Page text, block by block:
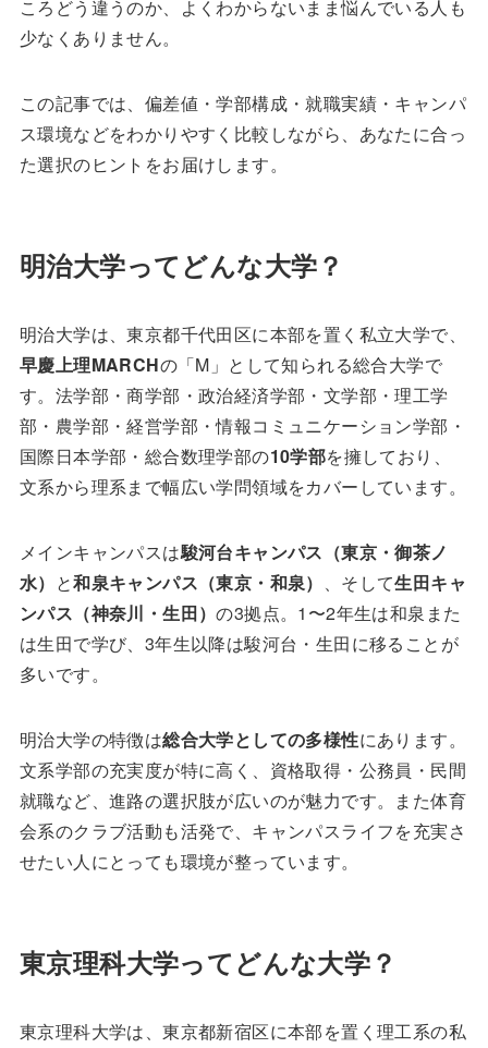
ころどう違うのか、よくわからないまま悩んでいる人も
少なくありません。
この記事では、偏差値・学部構成・就職実績・キャンパ
ス環境などをわかりやすく比較しながら、あなたに合っ
た選択のヒントをお届けします。
明治大学ってどんな大学？
明治大学は、東京都千代田区に本部を置く私立大学で、
早慶上理MARCHの「M」として知られる総合大学で
す。法学部・商学部・政治経済学部・文学部・理工学
部・農学部・経営学部・情報コミュニケーション学部・
国際日本学部・総合数理学部の10学部を擁しており、
文系から理系まで幅広い学問領域をカバーしています。
メインキャンパスは駿河台キャンパス（東京・御茶ノ
水） と和泉キャンパス（東京・和泉） 、そして生田キャ
ンパス（神奈川・生田）の3拠点。1〜2年生は和泉また
は生田で学び、3年生以降は駿河台・生田に移ることが
多いです。
明治大学の特徴は総合大学としての多様性にあります。
文系学部の充実度が特に高く、資格取得・公務員・民間
就職など、進路の選択肢が広いのが魅力です。また体育
会系のクラブ活動も活発で、キャンパスライフを充実さ
せたい人にとっても環境が整っています。
東京理科大学ってどんな大学？
東京理科大学は、東京都新宿区に本部を置く理工系の私